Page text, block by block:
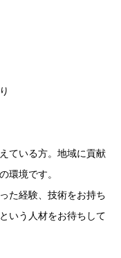
ている方。地域に貢献
環境です。
た経験、技術をお持ち
いう人材をお待ちして